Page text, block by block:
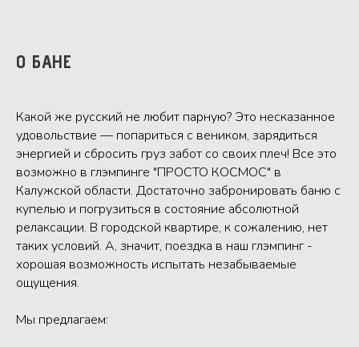
О БАНЕ
Какой же русский не любит парную? Это несказанное
удовольствие — попариться с веником, зарядиться
энергией и сбросить груз забот со своих плеч! Все это
возможно в глэмпинге "ПРОСТО КОСМОС" в
Калужской области. Достаточно забронировать баню с
купелью и погрузиться в состояние абсолютной
релаксации. В городской квартире, к сожалению, нет
таких условий. А, значит, поездка в наш глэмпинг -
хорошая возможность испытать незабываемые
ощущения.
Мы предлагаем: